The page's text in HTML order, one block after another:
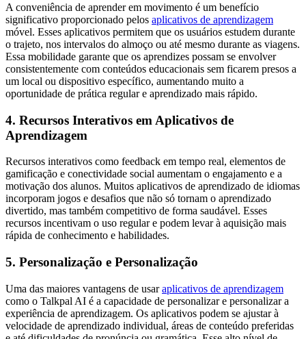
A conveniência de aprender em movimento é um benefício
significativo proporcionado pelos aplicativos de aprendizagem
móvel. Esses aplicativos permitem que os usuários estudem durante
o trajeto, nos intervalos do almoço ou até mesmo durante as viagens.
Essa mobilidade garante que os aprendizes possam se envolver
consistentemente com conteúdos educacionais sem ficarem presos a
um local ou dispositivo específico, aumentando muito a
oportunidade de prática regular e aprendizado mais rápido.
4. Recursos Interativos em Aplicativos de
Aprendizagem
Recursos interativos como feedback em tempo real, elementos de
gamificação e conectividade social aumentam o engajamento e a
motivação dos alunos. Muitos aplicativos de aprendizado de idiomas
incorporam jogos e desafios que não só tornam o aprendizado
divertido, mas também competitivo de forma saudável. Esses
recursos incentivam o uso regular e podem levar à aquisição mais
rápida de conhecimento e habilidades.
5. Personalização e Personalização
Uma das maiores vantagens de usaraplicativos de aprendizagem
como o Talkpal AI é a capacidade de personalizar e personalizar a
experiência de aprendizagem. Os aplicativos podem se ajustar à
velocidade de aprendizado individual, áreas de conteúdo preferidas